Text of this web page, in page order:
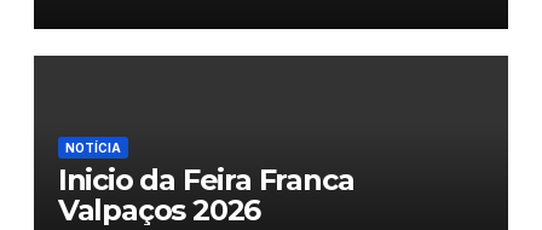
NOTÍCIA
Inicio da Feira Franca
Valpaços 2026